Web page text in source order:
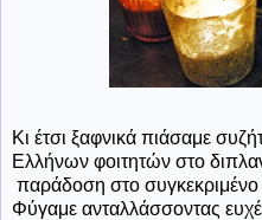
Κι έτσι ξαφνικά πιάσαμε
Ελλήνων φοιτητών στο
παράδοση στο συγκεκριμένο
Φύγαμε ανταλλάσσοντας